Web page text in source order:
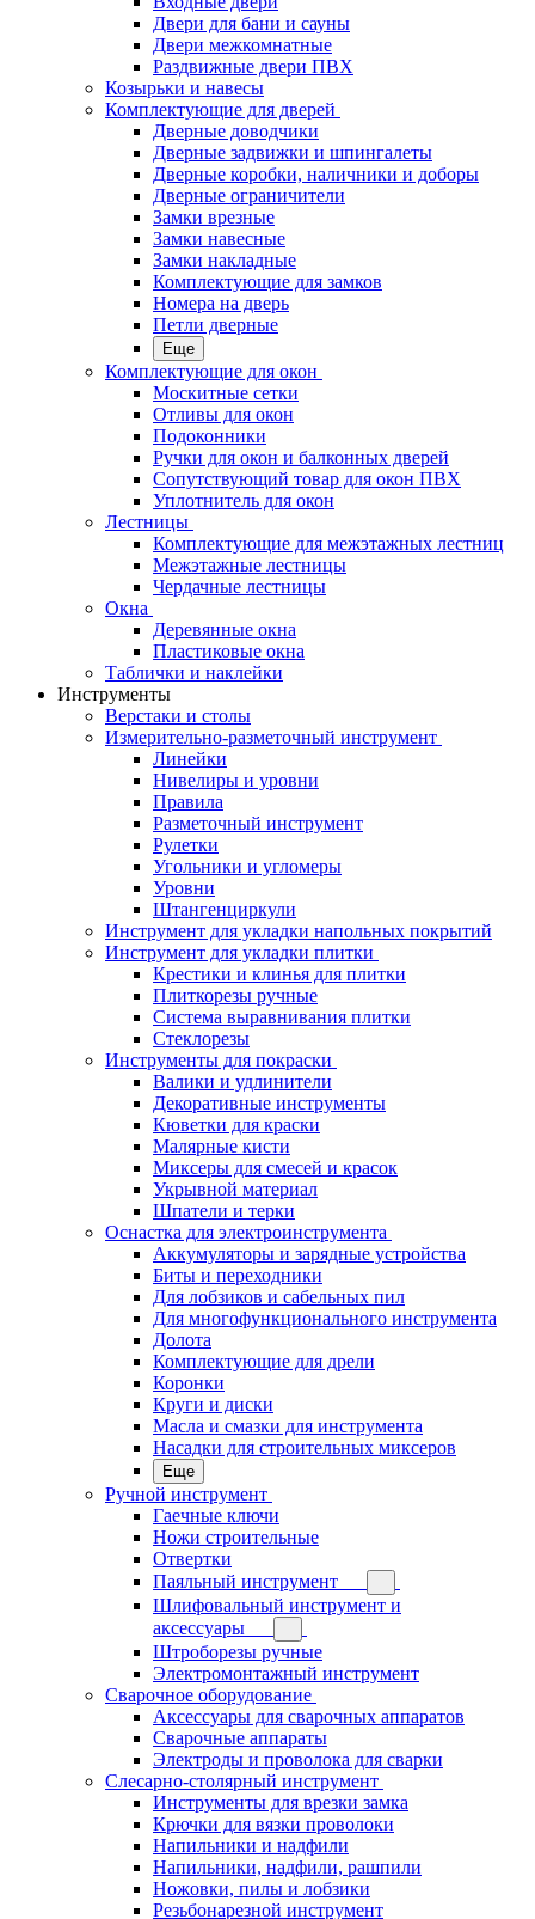
Двери для бани и сауны
Двери межкомнатные
Раздвижные двери ПВХ
Козырьки и навесы
Комплектующие для дверей
Дверные доводчики
Дверные задвижки и шпингалеты
Дверные коробки, наличники и доборы
Дверные ограничители
Замки врезные
Замки навесные
Замки накладные
Комплектующие для замков
Номера на дверь
Петли дверные
Еще
Комплектующие для окон
Москитные сетки
Отливы для окон
Подоконники
Ручки для окон и балконных дверей
Сопутствующий товар для окон ПВХ
Уплотнитель для окон
Лестницы
Комплектующие для межэтажных лестниц
Межэтажные лестницы
Чердачные лестницы
Окна
Деревянные окна
Пластиковые окна
Таблички и наклейки
Инструменты
Верстаки и столы
Измерительно-разметочный инструмент
Линейки
Нивелиры и уровни
Правила
Разметочный инструмент
Рулетки
Угольники и угломеры
Уровни
Штангенциркули
Инструмент для укладки напольных покрытий
Инструмент для укладки плитки
Крестики и клинья для плитки
Плиткорезы ручные
Система выравнивания плитки
Стеклорезы
Инструменты для покраски
Валики и удлинители
Декоративные инструменты
Кюветки для краски
Малярные кисти
Миксеры для смесей и красок
Укрывной материал
Шпатели и терки
Оснастка для электроинструмента
Аккумуляторы и зарядные устройства
Биты и переходники
Для лобзиков и сабельных пил
Для многофункционального инструмента
Долота
Комплектующие для дрели
Коронки
Круги и диски
Масла и смазки для инструмента
Насадки для строительных миксеров
Еще
Ручной инструмент
Гаечные ключи
Ножи строительные
Отвертки
Паяльный инструмент
Шлифовальный инструмент и
аксессуары
Штроборезы ручные
Электромонтажный инструмент
Сварочное оборудование
Аксессуары для сварочных аппаратов
Сварочные аппараты
Электроды и проволока для сварки
Слесарно-столярный инструмент
Инструменты для врезки замка
Крючки для вязки проволоки
Напильники и надфили
Напильники, надфили, рашпили
Ножовки, пилы и лобзики
Резьбонарезной инструмент